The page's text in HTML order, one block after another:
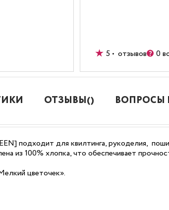
5 • отзывов 0
ОТЗЫВЫ() ВОПРОСЫ
подходит для квилтинга, рукоделия,
из 100% хлопка, что обеспечивает
цветочек».